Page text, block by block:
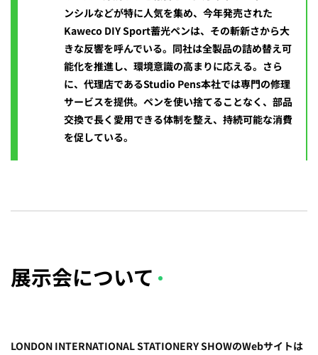
ンシルなどが特に人気を集め、今年発売された
Kaweco DIY Sport蓄光ペンは、その斬新さから大
きな反響を呼んでいる。同社は全製品の詰め替え可
能化を推進し、環境意識の高まりに応える。さら
に、代理店であるStudio Pens本社では専門の修理
サービスを提供。ペンを使い捨てることなく、部品
交換で長く愛用できる体制を整え、持続可能な消費
を促している。
展示会について
LONDON INTERNATIONAL STATIONERY SHOWのWebサイトは